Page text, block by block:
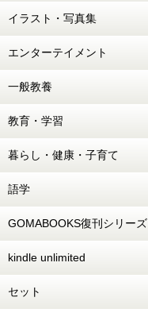
イラスト・写真集
エンターテイメント
一般教養
教育・学習
暮らし・健康・子育て
語学
GOMABOOKS復刊シリーズ
kindle unlimited
セット